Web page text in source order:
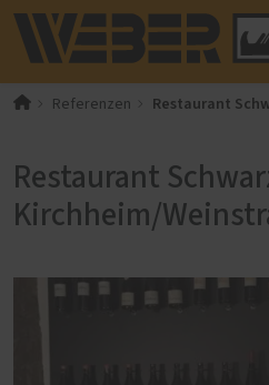
Referenzen Restaurant
Restaurant
Kirchheim/